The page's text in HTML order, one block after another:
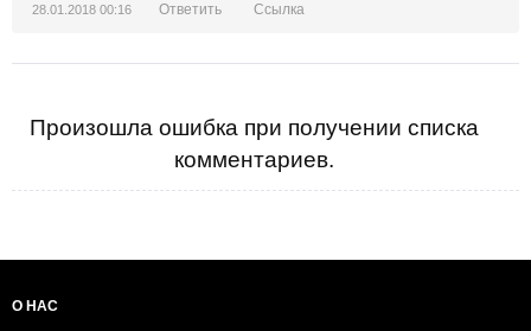
28.01.2018 00:16 Ответить Ссылка
Произошла ошибка при получении списка
комментариев.
О НАС